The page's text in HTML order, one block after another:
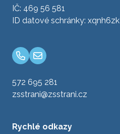
IČ: 469 56 581
ID datové schránky: xqnh6zk
572 695 281
zsstrani@zsstrani.cz
Rychlé odkazy